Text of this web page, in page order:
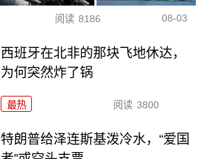
阅读 8186 08-03
西班牙在北非的那块飞地休达，
为何突然炸了锅
最热 阅读 3800
特朗普给泽连斯基泼冷水，“爱国